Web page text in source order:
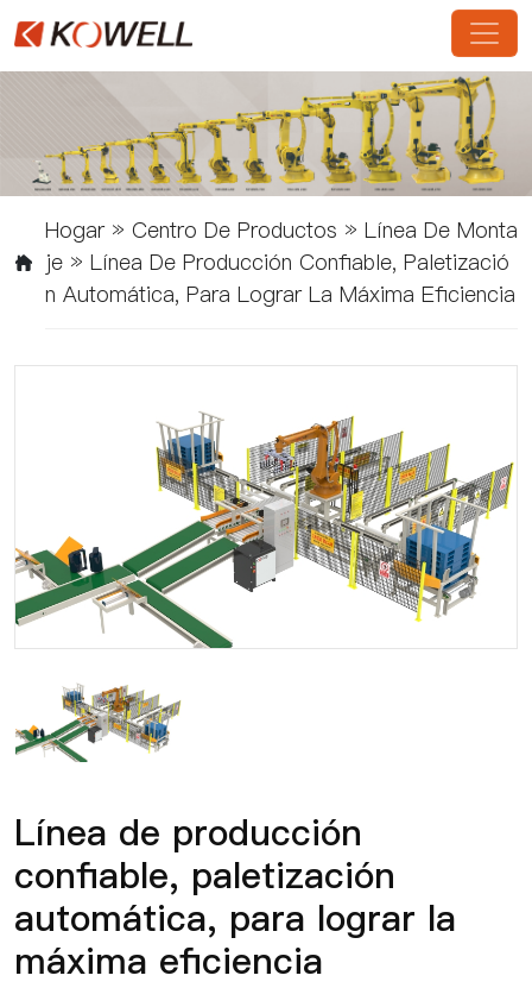
Hogar» Centro De Productos » Línea De Monta
Je » Línea De Producción Confiable, Paletizació
N Automática, Para Lograr La Máxima Eficiencia
Línea de producción
confiable, paletización
automática, para lograr la
máxima eficiencia